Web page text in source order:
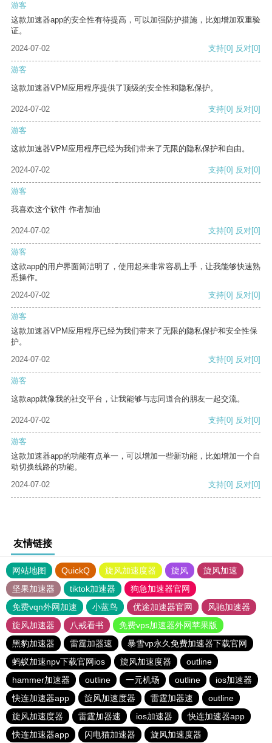
游客
这款加速器app的安全性有待提高，可以加强防护措施，比如增加双重验
证。
2024-07-02
支持[0] 反对[0]
游客
这款加速器VPM应用程序提供了顶级的安全性和隐私保护。
2024-07-02 支持[0] 反对[0]
游客
这款加速器VPM应用程序已经为我们带来了无限的隐私保护和自由。
2024-07-02 支持[0] 反对[0]
游客
我喜欢这个软件 作者加油
2024-07-02 支持[0] 反对[0]
游客
这款app的用户界面简洁明了，使用起来非常容易上手，让我能够快速熟
悉操作。
2024-07-02
支持[0] 反对[0]
游客
这款加速器VPM应用程序已经为我们带来了无限的隐私保护和安全性保
护。
2024-07-02
支持[0] 反对[0]
游客
这款app就像我的社交平台，让我能够与志同道合的朋友一起交流。
2024-07-02 支持[0] 反对[0]
游客
这款加速器app的功能有点单一，可以增加一些新功能，比如增加一个自
动切换线路的功能。
2024-07-02
支持[0] 反对[0]
友情链接
网站地图 QuickQ 旋风加速度器 旋风
旋风加速
坚果加速器
tiktok加速器
狗急加速器官网
免费vqn外网加速
小蓝鸟 优途加速器官网
风驰加速器
旋风加速器
八戒看书
免费vps加速器外网苹果版
黑豹加速器
雷霆加器速
暴雪vp永久免费加速器下载官网
蚂蚁加速npv下载官网ios
旋风加速度器
outline
hammer加速器
outline 一元机场 outline
ios加速器
快连加速器app
旋风加速度器 雷霆加器速
outline
旋风加速度器
雷霆加器速 ios加速器
快连加速器app
快连加速器app
闪电猫加速器 旋风加速度器